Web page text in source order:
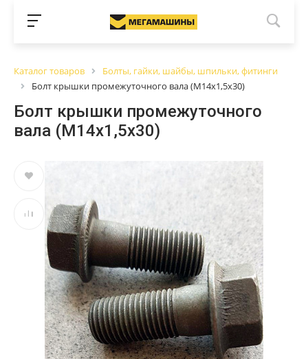
Каталог товаров
Болты, гайки, шайбы, шпильки, фитинги
Болт крышки промежуточного вала (М14х1,5х30)
Болт крышки промежуточного
вала (М14х1,5х30)